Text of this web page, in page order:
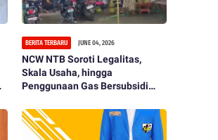
BERITA TERBARU JUNE 04, 2026
NCW NTB Soroti Legalitas,
Skala Usaha, hingga
Penggunaan Gas Bersubsidi